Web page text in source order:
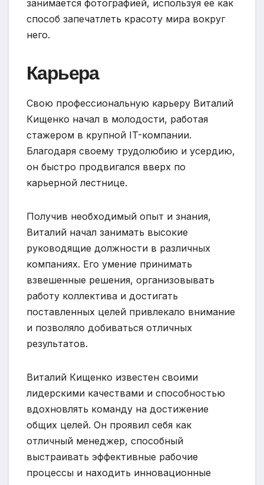
занимается фотографией, используя ее как
способ запечатлеть красоту мира вокруг
него.
Карьера
Свою профессиональную карьеру Виталий
Кищенко начал в молодости, работая
стажером в крупной IT-компании.
Благодаря своему трудолюбию и усердию,
он быстро продвигался вверх по
карьерной лестнице.
Получив необходимый опыт и знания,
Виталий начал занимать высокие
руководящие должности в различных
компаниях. Его умение принимать
взвешенные решения, организовывать
работу коллектива и достигать
поставленных целей привлекало внимание
и позволяло добиваться отличных
результатов.
Виталий Кищенко известен своими
лидерскими качествами и способностью
вдохновлять команду на достижение
общих целей. Он проявил себя как
отличный менеджер, способный
выстраивать эффективные рабочие
процессы и находить инновационные